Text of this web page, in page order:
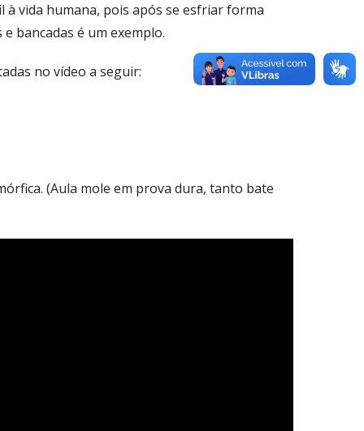
à vida humana, pois após se esfriar forma
bancadas é um exemplo.
no vídeo a seguir:
(Aula mole em prova dura, tanto bate